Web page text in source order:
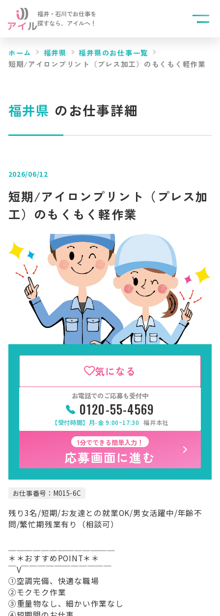
福井・石川でお仕事を
探すなら、 アイルへ！
ホーム 福井県
福井県のお仕事一覧
短期/アイロンプリント（プレス加工）のもくもく軽作業
福井県 のお仕事詳細
2026/06/12
短期/アイロンプリント（プレス加
工）のもくもく軽作業
気になる
お電話でのご応募も受付中
0120-55-4569
【受付時間】月-金 9:00~17:30 福井本社
1分でできる簡単入力！
応募画面に進む
お仕事番号：M015-6C
残り3名/短期/お友達との就業OK/男女活躍中/年齢不
問/繁忙期残業有り（相談可）
＊＊おすすめPOINT＊＊
￣V￣￣￣￣￣￣￣￣￣￣￣
①空調完備、快適な職場
②モクモク作業
③重量物なし、細かい作業なし